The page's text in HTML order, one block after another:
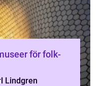
för folk-
Lindgren